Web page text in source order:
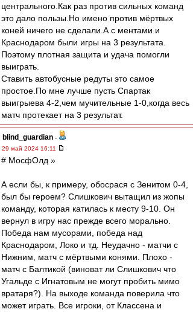
центрального.Как раз против сильных команд
это дало пользы.Но имено против мёртвых
коней ничего не сделали.А с ментами и
Краснодаром были игры на 3 результата.
Поэтому плотная защита и удача помогли
выиграть.
Ставить автобусные редуты это самое
простое.По мне лучше пусть Спартак
выигрыева 4-2,чем мучительные 1-0,когда весь
матч протекает на 3 результат.
blind_guardian -
29 май 2024 16:11
# МосфОлд »
А если бы, к примеру, обосрася с Зенитом 0-4,
был бы героем? Слишкович вытащил из жопы
команду, которая катилась к месту 9-10. Он
вернул в игру нас прежде всего морально.
Победа нам мусорами, победа над
Краснодаром, Локо и тд. Неудачно - матчи с
Нижним, матч с мёртвыми конями. Плохо -
матч с Балтикой (виноват ли Слишкович что
Угальде с Игнатовым не могут пробить мимо
вратаря?). На выходе команда поверила что
может играть. Все игроки, от Классена и